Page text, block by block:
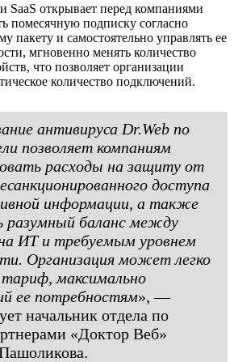
SaaS открывает перед компаниями
помесячную подписку согласно
пакету и самостоятельно управлять ее
мгновенно менять количество
что позволяет организации
количество подключений.
антивируса Dr.Web по
позволяет компаниям
расходы на защиту от
доступа
информации, а также
разумный баланс между
ИТ и требуемым уровнем
Организация может легко
максимально
ее потребностям», —
начальник отдела по
«Доктор Веб»